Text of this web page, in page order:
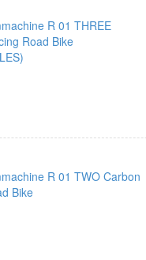
R 01 THREE
Road Bike
R 01 TWO Carbon
Bike